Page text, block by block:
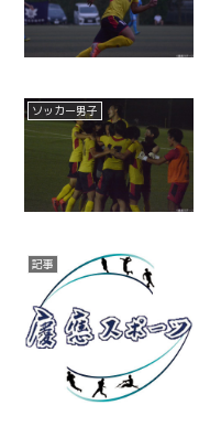
ソッカー男子
記事